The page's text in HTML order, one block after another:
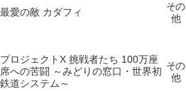
最愛の敵 カダフィ
その
他
プロジェクトX 挑戦者たち 100万座
席への苦闘 ～みどりの窓口・世界初
鉄道システム～
その
他